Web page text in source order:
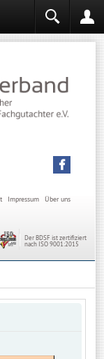
Über uns
Impressum
Der BDSF ist zertifiziert
nach ISO 9001:2015